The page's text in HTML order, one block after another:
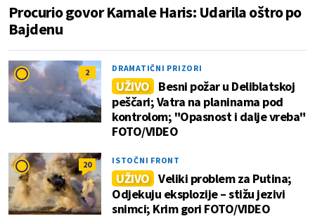
Procurio govor Kamale Haris: Udarila oštro po
Bajdenu
2 DRAMATIČNI PRIZORI
UŽIVO Besni požar u Deliblatskoj
peščari; Vatra na planinama pod
kontrolom; "Opasnost i dalje vreba"
FOTO/VIDEO
20 ISTOČNI FRONT
UŽIVO Veliki problem za Putina;
Odjekuju eksplozije – stižu jezivi
snimci; Krim gori FOTO/VIDEO